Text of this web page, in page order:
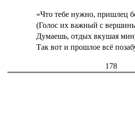
«Что тебе нужно, пришлец
(Голос их важный с
Думаешь, отдых вкушая
Так вот и прошлое всё
178